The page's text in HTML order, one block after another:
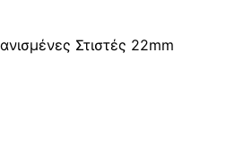
Στιστές 22mm